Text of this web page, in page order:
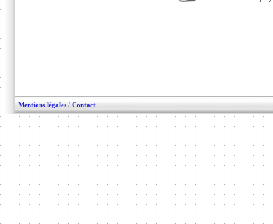
Mentions légales / Contact